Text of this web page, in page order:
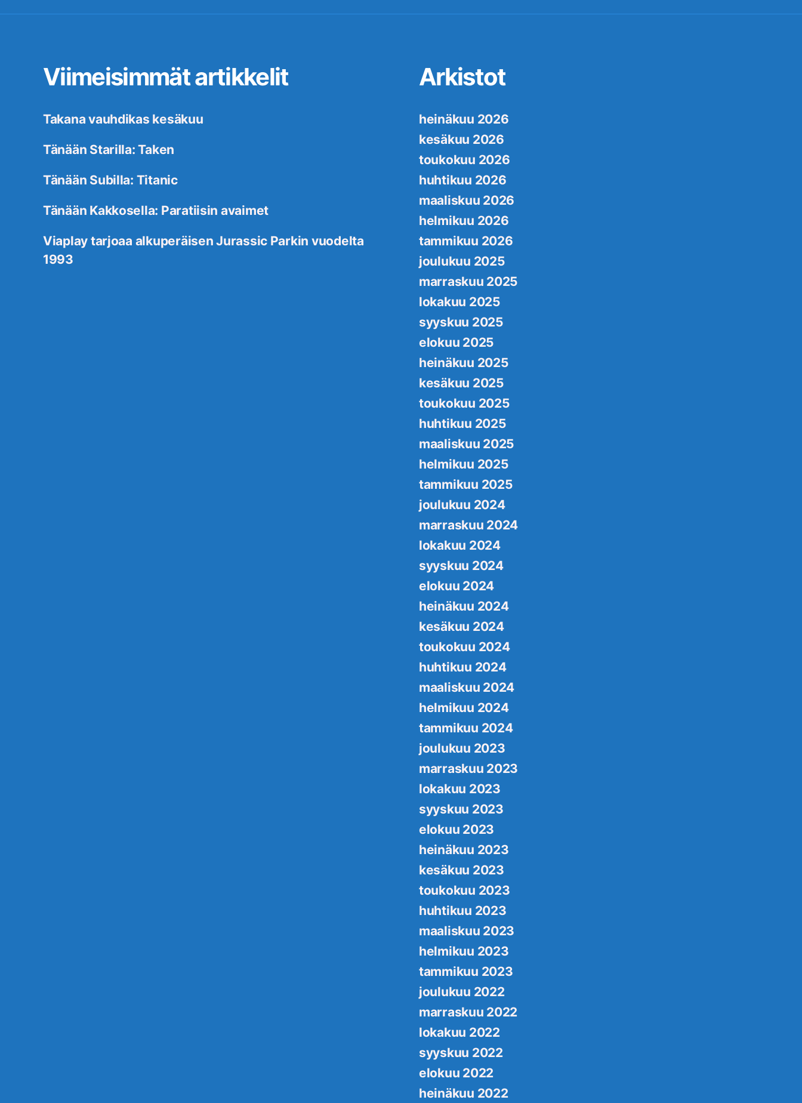
Viimeisimmät artikkelit
Takana vauhdikas kesäkuu
Tänään Starilla: Taken
Tänään Subilla: Titanic
Tänään Kakkosella: Paratiisin avaimet
Viaplay tarjoaa alkuperäisen Jurassic Parkin vuodelta
1993
Arkistot
heinäkuu 2026
kesäkuu 2026
toukokuu 2026
huhtikuu 2026
maaliskuu 2026
helmikuu 2026
tammikuu 2026
joulukuu 2025
marraskuu 2025
lokakuu 2025
syyskuu 2025
elokuu 2025
heinäkuu 2025
kesäkuu 2025
toukokuu 2025
huhtikuu 2025
maaliskuu 2025
helmikuu 2025
tammikuu 2025
joulukuu 2024
marraskuu 2024
lokakuu 2024
syyskuu 2024
elokuu 2024
heinäkuu 2024
kesäkuu 2024
toukokuu 2024
huhtikuu 2024
maaliskuu 2024
helmikuu 2024
tammikuu 2024
joulukuu 2023
marraskuu 2023
lokakuu 2023
syyskuu 2023
elokuu 2023
heinäkuu 2023
kesäkuu 2023
toukokuu 2023
huhtikuu 2023
maaliskuu 2023
helmikuu 2023
tammikuu 2023
joulukuu 2022
marraskuu 2022
lokakuu 2022
syyskuu 2022
elokuu 2022
heinäkuu 2022